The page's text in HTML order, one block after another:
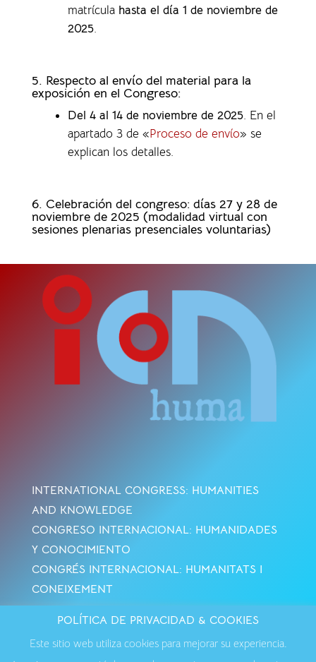
matrícula hasta el día 1 de noviembre de
2025.
5. Respecto al envío del material para la
exposición en el Congreso:
Del 4 al 14 de noviembre de 2025. En el
apartado 3 de «Proceso de envío» se
explican los detalles.
6. Celebración del congreso: días 27 y 28 de
noviembre de 2025 (modalidad virtual con
sesiones plenarias presenciales voluntarias)
INTERNATIONAL CONGRESS: HUMANITIES
AND KNOWLEDGE
CONGRESO INTERNACIONAL: HUMANIDADES
Y CONOCIMIENTO
CONGRÉS INTERNACIONAL: HUMANITATS I
CONEIXEMENT
Privacidad·Contactar
POLÍTICA DE PRIVACIDAD & COOKIES
Este sitio web utiliza cookies para mejorar su experiencia.